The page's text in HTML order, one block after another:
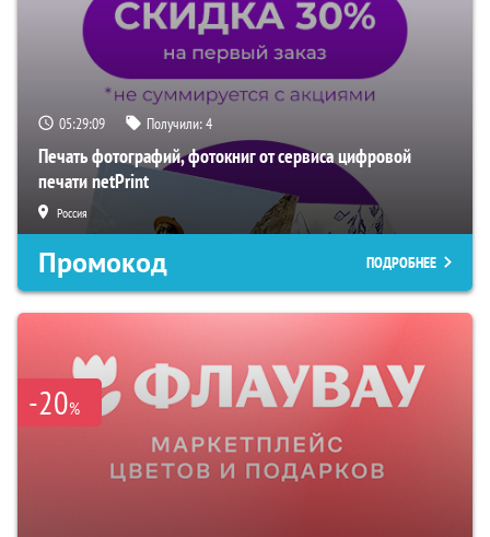
05:29:08 Получили:4
Печать фотографий, фотокниг от сервиса цифровой
печати netPrint
Россия
Промокод ПОДРОБНЕЕ
-20%